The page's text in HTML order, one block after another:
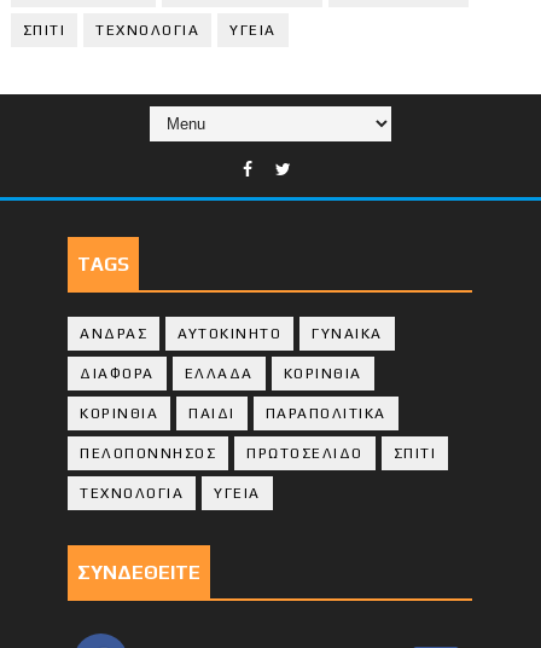
ΣΠΙΤΙ ΤΕΧΝΟΛΟΓΙΑ ΥΓΕΙΑ
TAGS
ΑΝΔΡΑΣ ΑΥΤΟΚΙΝΗΤΟ ΓΥΝΑΙΚΑ
ΔΙΑΦΟΡΑ ΕΛΛΑΔΑ ΚΟΡΙΝΘΙΑ
ΚΟΡΙΝΘΙA ΠΑΙΔΙ ΠΑΡΑΠΟΛΙΤΙΚΑ
ΠΕΛΟΠΟΝΝΗΣΟΣ ΠΡΩΤΟΣΕΛΙΔΟ ΣΠΙΤΙ
ΤΕΧΝΟΛΟΓΙΑ ΥΓΕΙΑ
ΣΥΝΔΕΘΕΙΤΕ